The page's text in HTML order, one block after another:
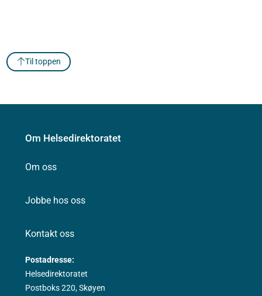
Til toppen
Om Helsedirektoratet
Om oss
Jobbe hos oss
Kontakt oss
Postadresse:
Helsedirektoratet
Postboks 220, Skøyen